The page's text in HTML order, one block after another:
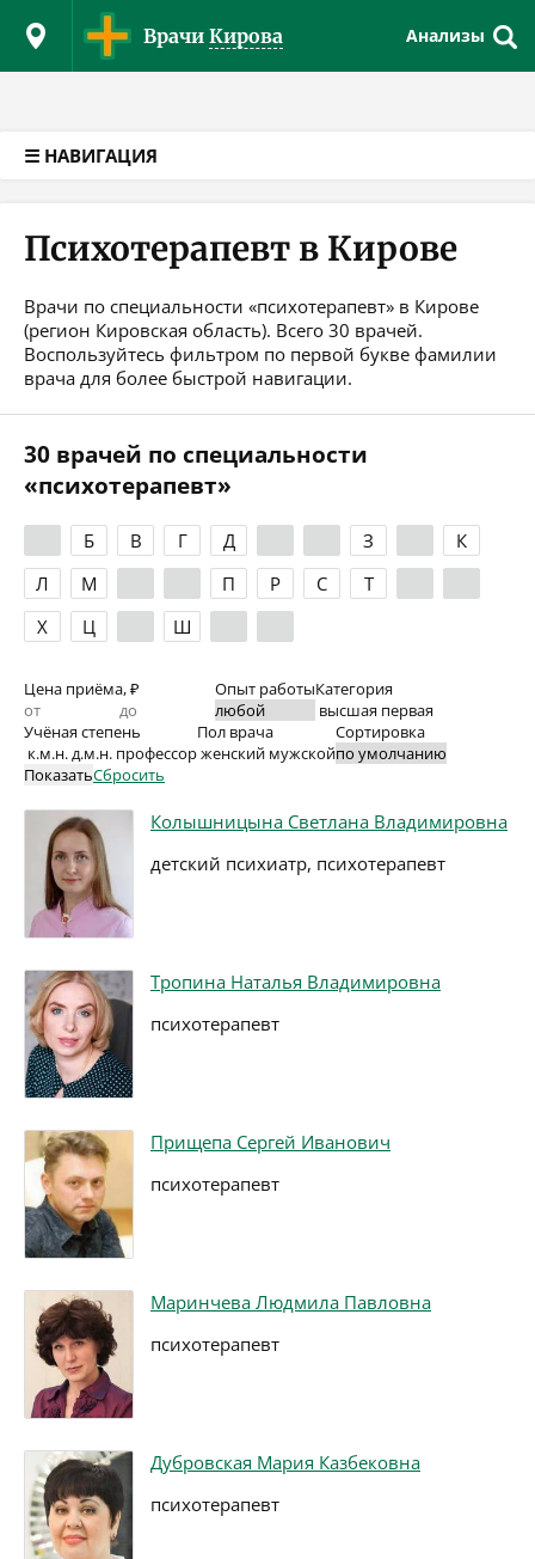
Врачи Кирова Анализы
☰ НАВИГАЦИЯ
Психотерапевт в Кирове
Врачи по специальности «психотерапевт» в Кирове
(регион Кировская область). Всего 30 врачей.
Воспользуйтесь фильтром по первой букве фамилии
врача для более быстрой навигации.
30 врачей по специальности
«психотерапевт»
Б В Г Д З
К
Л
М П Р С Т
Х
Ц Ш
Цена приёма, ₽ Опыт работыКатегория
высшая первая
Учёная степень
к.м.н.д.м.н. профессор
Пол врача
женский мужской
Сортировка
ПоказатьСбросить
Колышницына Светлана Владимировна
детский психиатр, психотерапевт
Тропина Наталья Владимировна
психотерапевт
Прищепа Сергей Иванович
психотерапевт
Маринчева Людмила Павловна
психотерапевт
Дубровская Мария Казбековна
психотерапевт